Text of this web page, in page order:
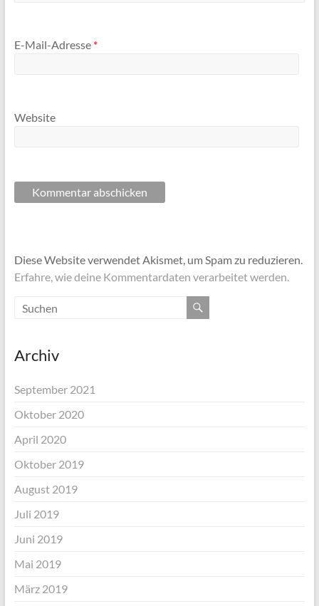
E-Mail-Adresse *
Website
Diese Website verwendet Akismet, um Spam zu reduzieren.
Erfahre, wie deine Kommentardaten verarbeitet werden.
Archiv
September 2021
Oktober 2020
April 2020
Oktober 2019
August 2019
Juli 2019
Juni 2019
Mai 2019
März 2019